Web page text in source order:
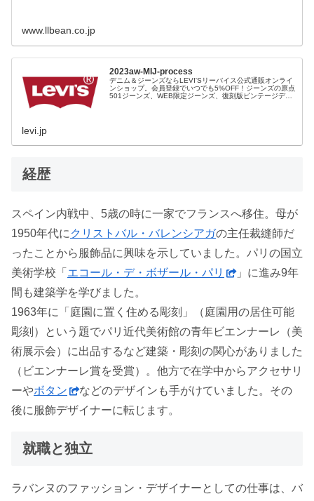
www.llbean.co.jp
2023aw-MIJ-process
デニム＆ジーンズならLEVI'Sリーバイス公式通販オンライ
ンショップ。会員登録でいつでも5%OFF！ジーンズの原点
501ジーンズ、WEB限定ジーンズ、復刻版ビンテージデニ
levi.jp
経歴
スペイン内戦中、5歳の時に一家でフランスへ移住。母が
1950年代に クリストバル・バレンシアガの主任裁縫師だ
ったことから服飾品に興味を示していました。パリの国立
美術学校「 エコール・デ・ボザール・パリ
」に進み9年
間も建築学を学びました。
1963年に「庭園に置く住める彫刻」（庭園用の居住可能
彫刻）という題でパリ近代美術館の青年ビエンナーレ（美
術展示会）に出品するなど建築・彫刻の関心がありました
（ビエンナーレ賞を受賞）。他方で在学中からアクセサリ
ーやボタン
などのデザインも手がけていました。その
後に服飾デザイナーに転じます。
就職と独立
ラバンヌのファッション・デザイナーとしての仕事は、バ